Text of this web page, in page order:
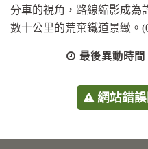
開
視
分車的視角，路線縮影成為
數十公里的荒棄鐵道景緻。
最後異動時間
網站錯